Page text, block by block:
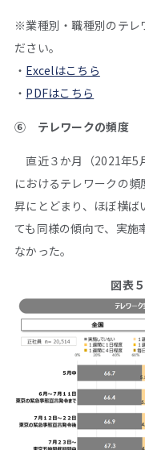
※業種別・職種別のテレ
ださい。
・ Excelはこちら
・ PDFはこちら
⑥ テレワークの頻度
直近３か月（2021年5
におけるテレワークの
昇にとどまり、ほぼ横
ても同様の傾向で、実
なかった。
図表